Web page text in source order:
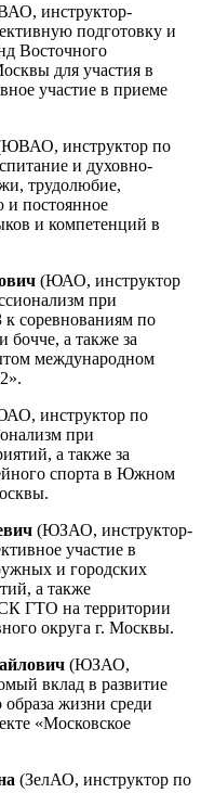
инструктор-
подготовку и
Восточного
для участия в
участие в приеме
инструктор по
и духовно-
трудолюбие,
постоянное
и компетенций в
(ЮАО, инструктор
при
соревнованиям по
бочче, а также за
международном
инструктор по
при
а также за
спорта в Южном
(ЮЗАО, инструктор-
участие в
и городских
а также
ГТО на территории
округа г. Москвы.
(ЮЗАО,
вклад в развитие
образа жизни среди
«Московское
(ЗелАО, инструктор по